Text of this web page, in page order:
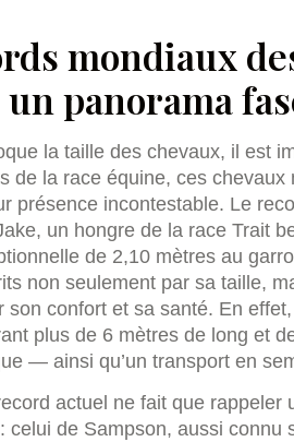
mondiaux
panorama
la taille des chevaux, il est
de la race équine, ces
présence incontestable. Le
un hongre de la race Trait
de 2,10 mètres au
non seulement par sa taille,
son confort et sa santé. En
plus de 6 mètres de long et
— ainsi qu’un transport en
actuel ne fait que rappeler
celui de Sampson, aussi connu